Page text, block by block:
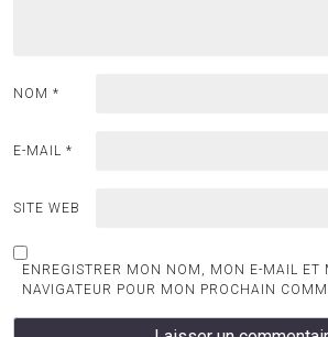
NOM *
E-MAIL *
SITE WEB
ENREGISTRER MON NOM, MON E-MAIL ET
NAVIGATEUR POUR MON PROCHAIN